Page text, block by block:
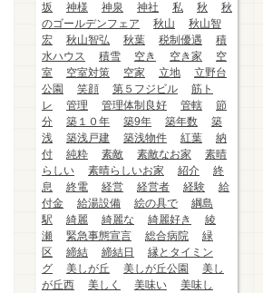
坂
神様 神泉 神社 私 秋
秋
のゴールデンフェア
秋山
秋山智
宏
秋山智弘 秋葉 税制優遇
積
水ハウス
積雪 空き 空き家
空
室
空室対策 空家 立地
立野台
公園
笑顔 第５フジビル
筋ト
レ
管理 管理体制良好 管轄
節
分
築１０年 築9年 築年数
築
浅
築浅戸建 築浅物件 紅葉
納
付
純粋 素敵 素敵なお家
素晴
らしい
素晴らしいお家 紹介
終
息
終電 経営 経営者 経験
給
付金
給湯設備 絵の具で
綱島
駅
綺麗 綺麗な 綺麗好き
綾
瀬
緊急事態宣言 総合病院
緑
区
締結 締結日
縁とタイミン
グ
美しが丘 美しが丘公園
美し
が丘西
美しく 美味い
美味し